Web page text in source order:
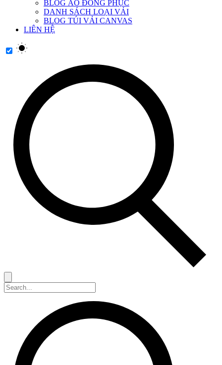
BLOG ÁO ĐỒNG PHỤC
DANH SÁCH LOẠI VẢI
BLOG TÚI VẢI CANVAS
LIÊN HỆ